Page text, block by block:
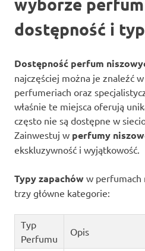
dostępność i
Dostępność perfum
najczęściej można je znaleźć
perfumeriach oraz
właśnie te miejsca oferują
często nie są dostępne w
Zainwestuj w perfumy
ekskluzywność i wyjątkowość.
Typy zapachów w perfumach
trzy główne kategorie:
Typ
Perfumu
Opis